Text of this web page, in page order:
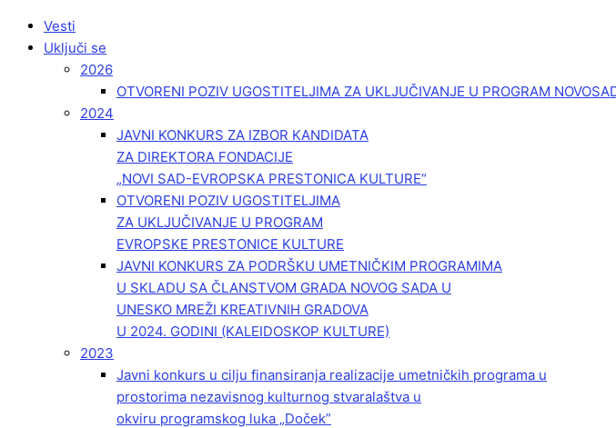
Vesti
Uključi se
2026
OTVORENI POZIV UGOSTITELJIMA ZA UKLJUČIVANJE U PROGRAM
2024
JAVNI KONKURS ZA IZBOR KANDIDATA
ZA DIREKTORA FONDACIJE
„NOVI SAD-EVROPSKA PRESTONICA KULTURE“
OTVORENI POZIV UGOSTITELJIMA
ZA UKLJUČIVANJE U PROGRAM
EVROPSKE PRESTONICE KULTURE
JAVNI KONKURS ZA PODRŠKU UMETNIČKIM PROGRAMIMA
U SKLADU SA ČLANSTVOM GRADA NOVOG SADA U
UNESKO MREŽI KREATIVNIH GRADOVA
U 2024. GODINI (KALEIDOSKOP KULTURE)
2023
Javni konkurs u cilju finansiranja realizacije umetničkih programa u
prostorima nezavisnog kulturnog stvaralaštva u
okviru programskog luka „Doček”